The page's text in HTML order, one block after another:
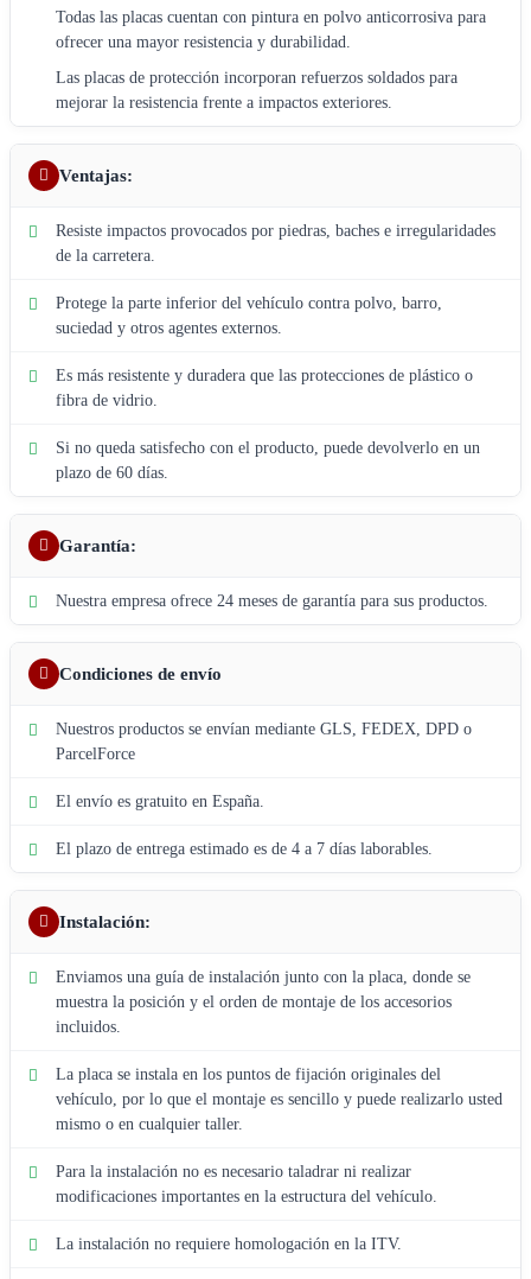
Todas las placas cuentan con pintura en polvo anticorrosiva para
ofrecer una mayor resistencia y durabilidad.
Las placas de protección incorporan refuerzos soldados para
mejorar la resistencia frente a impactos exteriores.
Ventajas:
Resiste impactos provocados por piedras, baches e irregularidades
de la carretera.
Protege la parte inferior del vehículo contra polvo, barro,
suciedad y otros agentes externos.
Es más resistente y duradera que las protecciones de plástico o
fibra de vidrio.
Si no queda satisfecho con el producto, puede devolverlo en un
plazo de 60 días.
Garantía:
Nuestra empresa ofrece 24 meses de garantía para sus productos.
Condiciones de envío
Nuestros productos se envían mediante GLS, FEDEX, DPD o
ParcelForce
El envío es gratuito en España.
El plazo de entrega estimado es de 4 a 7 días laborables.
Instalación:
Enviamos una guía de instalación junto con la placa, donde se
muestra la posición y el orden de montaje de los accesorios
incluidos.
La placa se instala en los puntos de fijación originales del
vehículo, por lo que el montaje es sencillo y puede realizarlo usted
mismo o en cualquier taller.
Para la instalación no es necesario taladrar ni realizar
modificaciones importantes en la estructura del vehículo.
La instalación no requiere homologación en la ITV.